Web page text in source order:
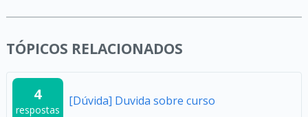
TÓPICOS RELACIONADOS
4
respostas
[Dúvida] Duvida sobre curso